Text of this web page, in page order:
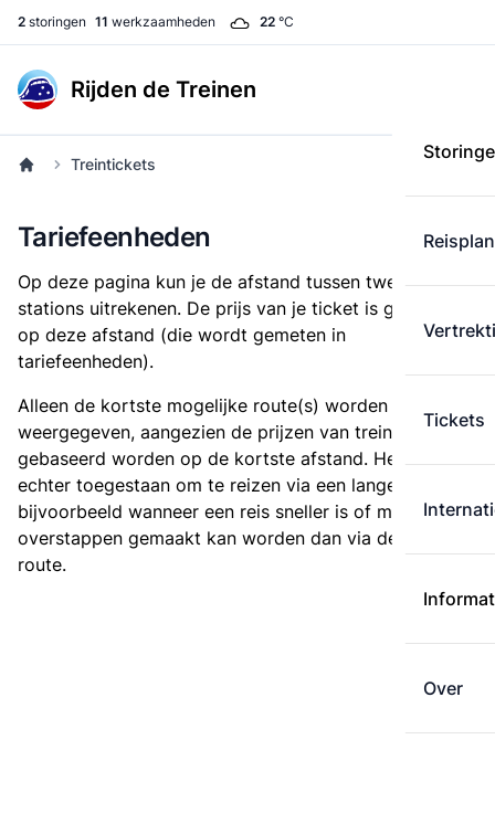
2 storingen 11 werkzaamheden 22 °C
Rijden de Treinen
Tickets
Over
Treintickets
Tariefeenheden
Op deze pagina kun je de afstand tussen twee
stations uitrekenen. De prijs van je ticket is gebaseerd
op deze afstand (die wordt gemeten in
tariefeenheden).
Alleen de kortste mogelijke route(s) worden
weergegeven, aangezien de prijzen van treintickets
gebaseerd worden op de kortste afstand. Het is
echter toegestaan om te reizen via een langere route,
bijvoorbeeld wanneer een reis sneller is of met minder
overstappen gemaakt kan worden dan via de kortste
route.